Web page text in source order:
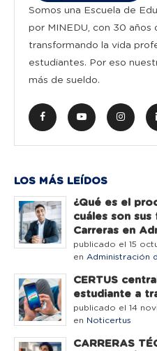
Somos una Escuela de
por MINEDU, con 30 años
transformando la vida
estudiantes. Por eso
más de sueldo.
LOS MÁS LEÍDOS
¿Qué es el
cuáles son sus
Carreras en
publicado el 15
en Administración
CERTUS
estudiante a
publicado el 14
en Noticertus
CARRERAS